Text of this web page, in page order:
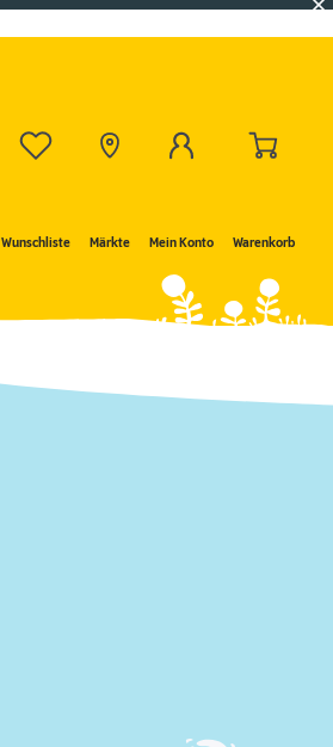
Wunschliste Märkte Mein Konto Warenkorb